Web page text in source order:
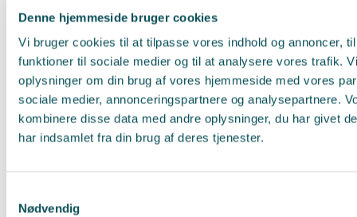
Denne hjemmeside bruger cookies
Vi bruger cookies til at tilpasse vores indhold og annoncer,
funktioner til sociale medier og til at analysere vores trafik.
oplysninger om din brug af vores hjemmeside med vores
sociale medier, annonceringspartnere og analysepartnere.
kombinere disse data med andre oplysninger, du har givet
har indsamlet fra din brug af deres tjenester.
Nødvendig